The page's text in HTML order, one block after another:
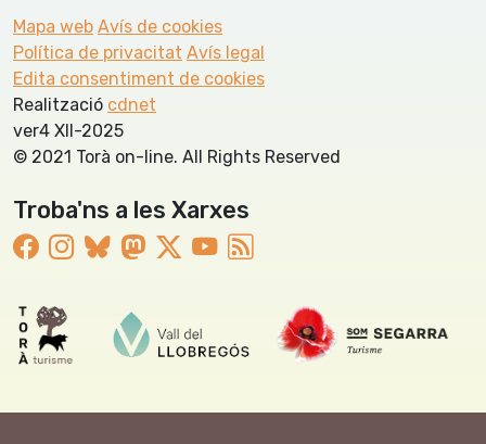
Mapa web Avís de cookies
Política de privacitat Avís legal
Edita consentiment de cookies
Realització cdnet
ver4 XII-2025
© 2021 Torà on-line. All Rights Reserved
Troba'ns a les Xarxes